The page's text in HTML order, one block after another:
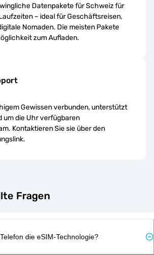
Datenpakete für Schweiz für
– ideal für Geschäftsreisen,
Nomaden. Die meisten Pakete
zum Aufladen.
Gewissen verbunden, unterstützt
um die Uhr verfügbaren
Kontaktieren Sie sie über den
Fragen
die eSIM-Technologie?